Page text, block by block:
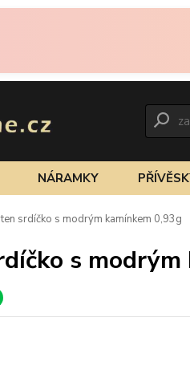
NÁRAMKY
srdíčko s modrým kamínkem 0,93g
s modrým